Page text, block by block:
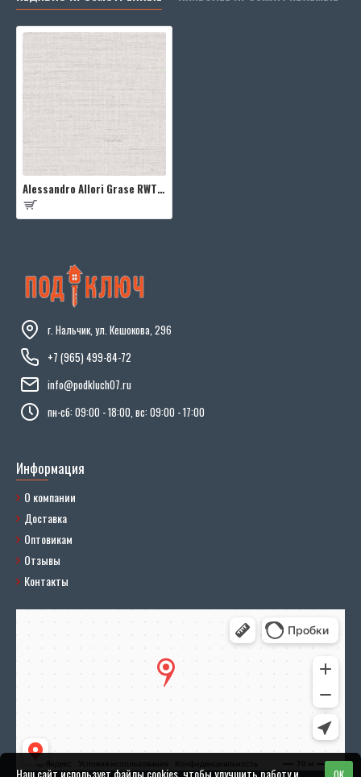
Alessandro Allori Grase RWT1807-5
г. Нальчик, ул. Кешокова, 296
+7 (965) 499-84-72
info@podkluch07.ru
пн-сб: 09:00 - 18:00, вс: 09:00 - 17:00
Информация
О компании
Доставка
Оптовикам
Отзывы
Контакты
Наш сайт использует файлы cookies, чтобы улучшить работу и